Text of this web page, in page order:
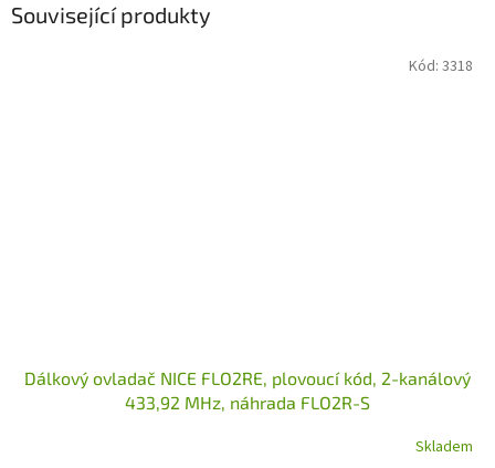
Související produkty
Dálkový ovladač NICE FLO2RE, plovoucí kód, 2-kanálový
433,92 MHz, náhrada FLO2R-S
Skladem
Kód: 3318